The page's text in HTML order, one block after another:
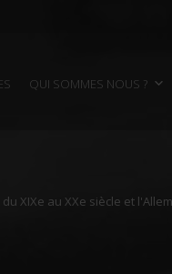
QUI SOMMES NOUS ?
du XIXe au XXe siècle et